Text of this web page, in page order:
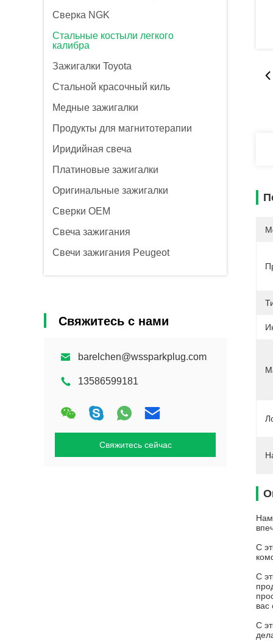
Сверка NGK
Стальные костыли легкого
калибра
Зажигалки Toyota
Стальной красочный киль
Медные зажигалки
Продукты для магнитотерапии
Иридийная свеча
Платиновые зажигалки
Оригинальные зажигалки
Сверки OEM
Свеча зажигания
Свечи зажигания Peugeot
Свяжитесь с нами
barelchen@wssparkplug.com
13586599181
Свяжитесь сейчас
Нам
С
С
вас
С